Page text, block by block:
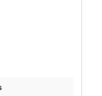
ayurvedischen
Blutzuckerspiegels
und
geschätzt.